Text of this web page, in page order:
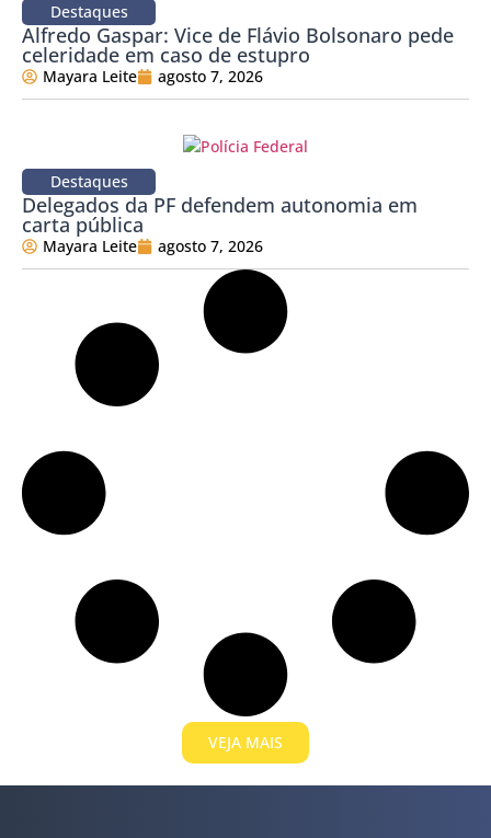
Destaques
Alfredo Gaspar: Vice de Flávio Bolsonaro pede
celeridade em caso de estupro
Mayara Leite agosto 7, 2026
Destaques
Delegados da PF defendem autonomia em
carta pública
Mayara Leite agosto 7, 2026
VEJA MAIS